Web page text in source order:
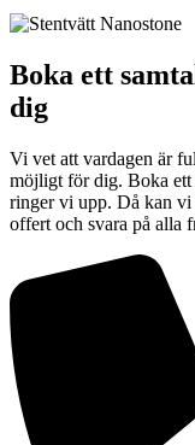
Boka ett
dig
Vi vet att vardagen är
möjligt för dig. Boka ett
ringer vi upp. Då kan
offert och svara på alla